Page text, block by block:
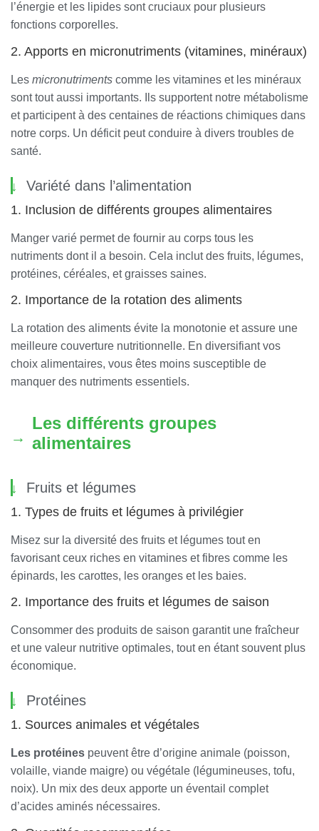
l’énergie et les lipides sont cruciaux pour plusieurs
fonctions corporelles.
2. Apports en micronutriments (vitamines, minéraux)
Les micronutriments comme les vitamines et les minéraux
sont tout aussi importants. Ils supportent notre métabolisme
et participent à des centaines de réactions chimiques dans
notre corps. Un déficit peut conduire à divers troubles de
santé.
Variété dans l’alimentation
1. Inclusion de différents groupes alimentaires
Manger varié permet de fournir au corps tous les
nutriments dont il a besoin. Cela inclut des fruits, légumes,
protéines, céréales, et graisses saines.
2. Importance de la rotation des aliments
La rotation des aliments évite la monotonie et assure une
meilleure couverture nutritionnelle. En diversifiant vos
choix alimentaires, vous êtes moins susceptible de
manquer des nutriments essentiels.
Les différents groupes
alimentaires
Fruits et légumes
1. Types de fruits et légumes à privilégier
Misez sur la diversité des fruits et légumes tout en
favorisant ceux riches en vitamines et fibres comme les
épinards, les carottes, les oranges et les baies.
2. Importance des fruits et légumes de saison
Consommer des produits de saison garantit une fraîcheur
et une valeur nutritive optimales, tout en étant souvent plus
économique.
Protéines
1. Sources animales et végétales
Les protéines peuvent être d’origine animale (poisson,
volaille, viande maigre) ou végétale (légumineuses, tofu,
noix). Un mix des deux apporte un éventail complet
d’acides aminés nécessaires.